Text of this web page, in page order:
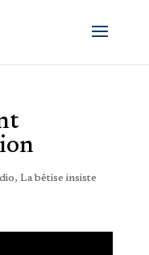
, La bêtise insiste